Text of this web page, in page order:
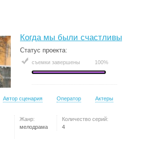
Когда мы были счастливы
Статус проекта:
съемки завершены 100%
Автор сценария Оператор Актеры
Жанр:
мелодрама
Количество серий:
4